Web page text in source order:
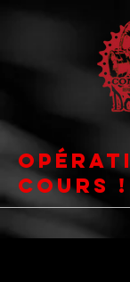
Cours !